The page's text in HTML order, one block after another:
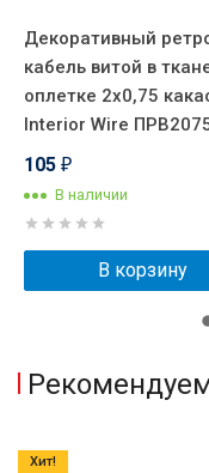
Декоративный
кабель витой в
оплетке 2x0,75
Interior Wire
105 ₽
В наличии
В корзину
Хит!